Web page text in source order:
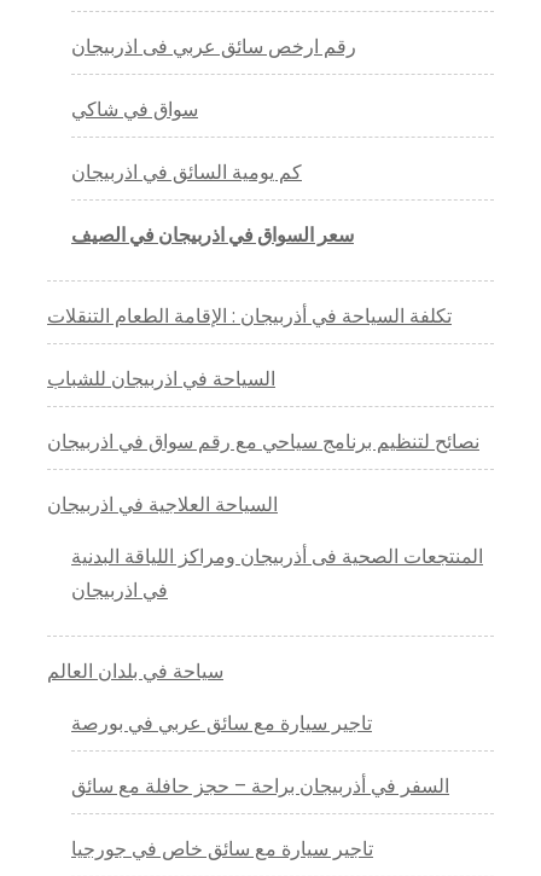
رقم ارخص سائق عربي فى اذربيجان
سواق في شاكي
كم يومية السائق في اذربيجان
سعر السواق في اذربيجان في الصيف
تكلفة السياحة في أذربيجان : الإقامة الطعام التنقلات
السياحة في اذربيجان للشباب
نصائح لتنظيم برنامج سياحي مع رقم سواق في اذربيجان
السياحة العلاجية في اذربيجان
المنتجعات الصحية فى أذربيجان ومراكز اللياقة البدنية
في اذربيجان
سياحة في بلدان العالم
تاجير سيارة مع سائق عربي في بورصة
السفر في أذربيجان براحة – حجز حافلة مع سائق
تاجير سيارة مع سائق خاص في جورجيا